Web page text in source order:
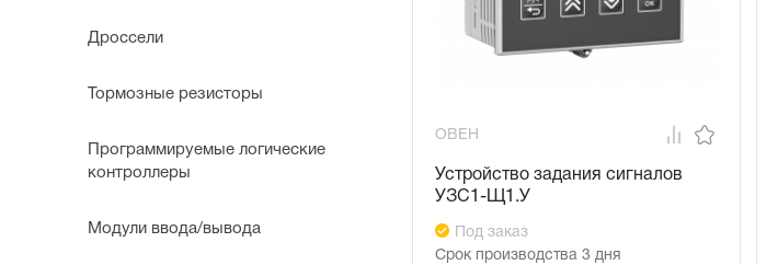
Дроссели
Тормозные резисторы
Программируемые логические
контроллеры
Модули ввода/вывода
ОВЕН
Устройство задания сигналов
УЗС1-Щ1.У
Под заказ
Срок производства 3 дня